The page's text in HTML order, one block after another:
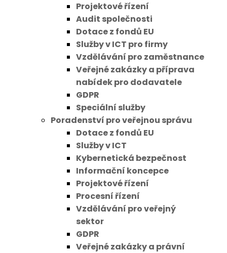
Projektové řízení
Audit společnosti
Dotace z fondů EU
Služby v ICT pro firmy
Vzdělávání pro zaměstnance
Veřejné zakázky a příprava
nabídek pro dodavatele
GDPR
Speciální služby
Poradenství pro veřejnou správu
Dotace z fondů EU
Služby v ICT
Kybernetická bezpečnost
Informační koncepce
Projektové řízení
Procesní řízení
Vzdělávání pro veřejný
sektor
GDPR
Veřejné zakázky a právní